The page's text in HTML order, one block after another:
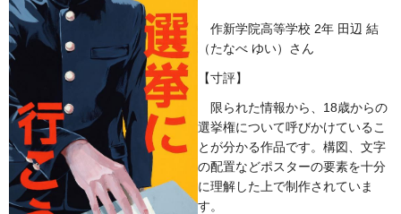
作新学院高等学校 2年 田辺 結
（たなべ ゆい）さん
【寸評】
限られた情報から、18歳からの
選挙権について呼びかけているこ
とが分かる作品です。構図、文字
の配置などポスターの要素を十分
に理解した上で制作されていま
す。